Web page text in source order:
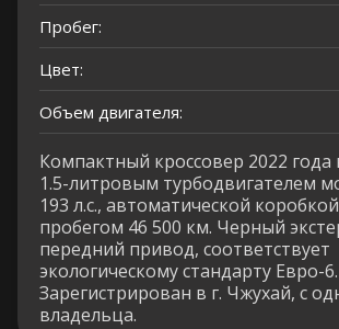
Пробег:
Цвет:
Объем двигателя:
Компактный кроссовер 2022 года
1.5-литровым турбодвигателем
193 л.с., автоматической
пробегом 46 500 км. Черный
передний привод, соответствует
экологическому стандарту Евро-6.
Зарегистрирован в г. Чжухай, с
владельца.